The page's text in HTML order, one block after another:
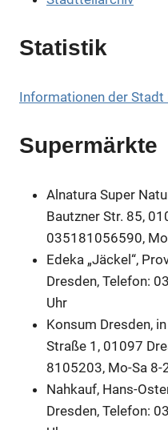
Statistik
Informationen der Stadt
Supermärkte
Alnatura Super
Bautzner Str. 85,
035181056590,
Edeka „Jäckel“,
Dresden, Telefon:
Uhr
Konsum Dresden,
Straße 1, 01097
8105203, Mo-Sa 8-
Nahkauf, Hans-
Dresden, Telefon: